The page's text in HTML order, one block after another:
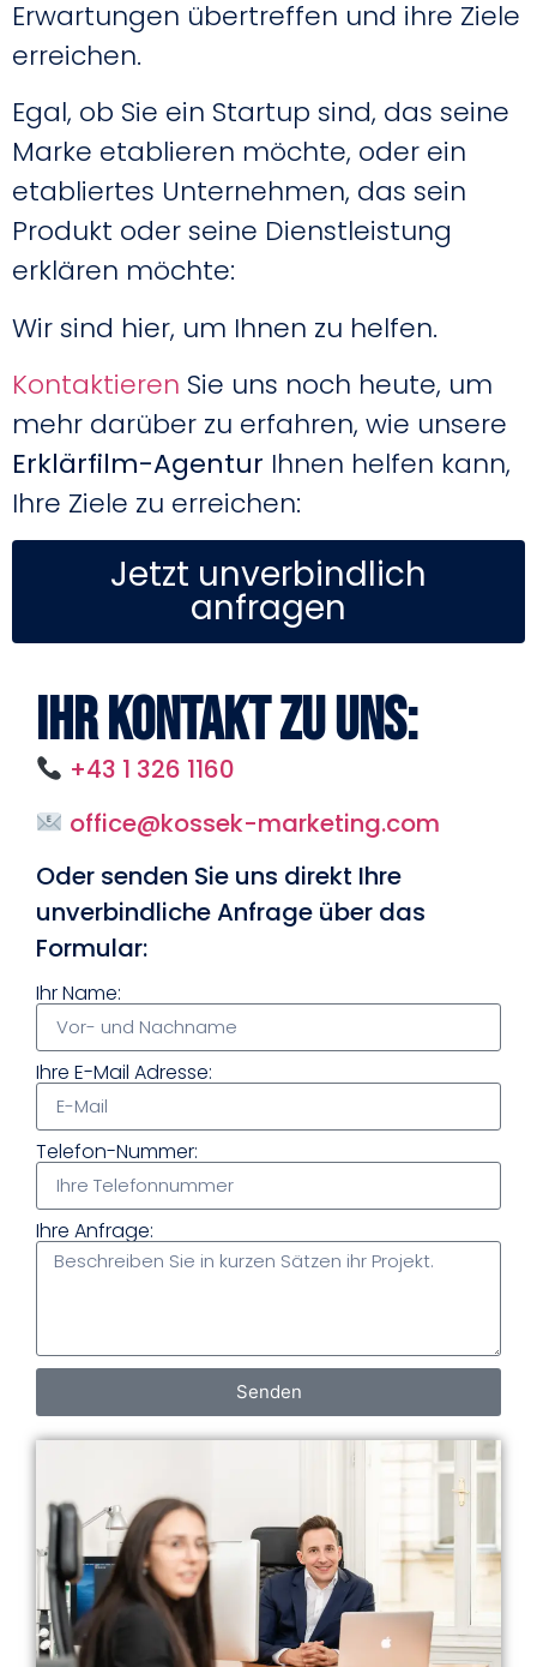
Erwartungen übertreffen und ihre Ziele
erreichen.
Egal, ob Sie ein Startup sind, das seine
Marke etablieren möchte, oder ein
etabliertes Unternehmen, das sein
Produkt oder seine Dienstleistung
erklären möchte:
Wir sind hier, um Ihnen zu helfen.
Kontaktieren Sie uns noch heute, um
mehr darüber zu erfahren, wie unsere
Erklärfilm-Agentur Ihnen helfen kann,
Ihre Ziele zu erreichen:
Jetzt unverbindlich
anfragen
Ihr Kontakt zu uns:
+43 1 326 1160
office@kossek-marketing.com
Oder senden Sie uns direkt Ihre
unverbindliche Anfrage über das
Formular:
Ihr Name:
Ihre E-Mail Adresse:
Telefon-Nummer:
Ihre Anfrage:
Senden